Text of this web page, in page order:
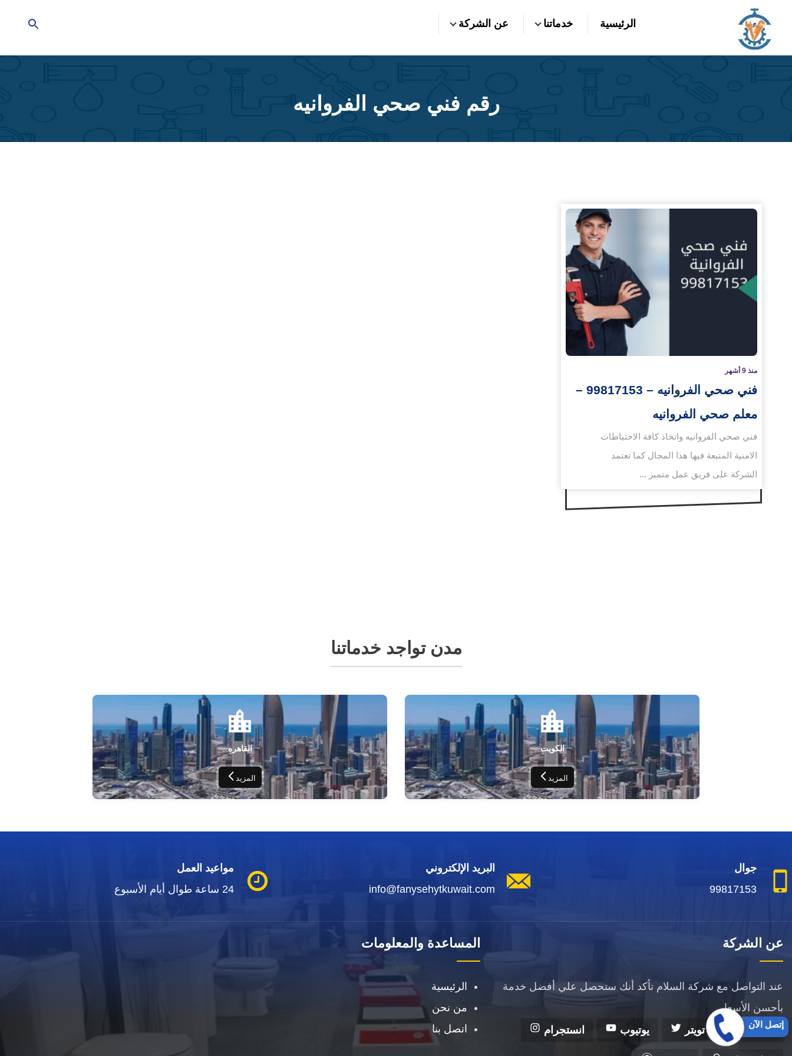
المحتوى
الرئيسية خدماتنا عن الشركة
رقم فني صحي الفروانيه
منذ 9 أشهر
فني صحي الفروانيه – 99817153 –
معلم صحي الفروانيه
فني صحي الفروانيه واتخاذ كافة الاحتياطات
الامنية المتبعة فيها هذا المجال كما تعتمد
الشركة على فريق عمل متميز ...
مدن تواجد خدماتنا
الكويت
المزيد
القاهره
المزيد
جوال
99817153
البريد الإلكتروني
info@fanysehytkuwait.com
مواعيد العمل
24 ساعة طوال أيام الأسبوع
عن الشركة
عند التواصل مع شركة السلام تأكد أنك ستحصل علي أفضل خدمة
بأحسن الأسعار.
فيسبوك
تويتر يوتيوب انستجرام
المساعدة والمعلومات
الرئيسية
من نحن
اتصل بنا
إتصل الآن